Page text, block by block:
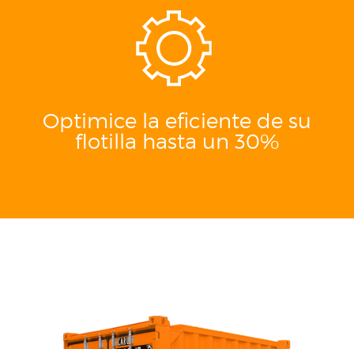
Optimice la eficiente de su
flotilla hasta un 30%